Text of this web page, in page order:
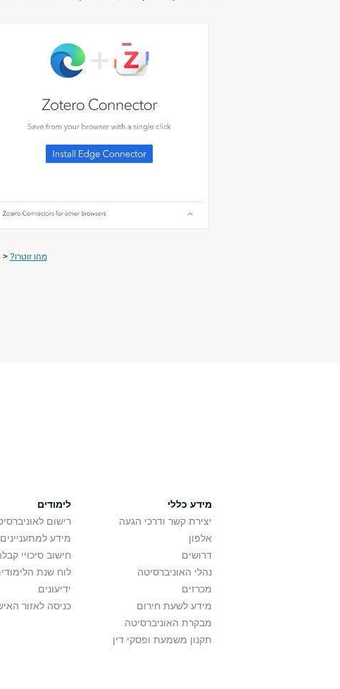
מהו זוטרו? <
מידע כללי
יצירת קשר ודרכי הגעה
אלפון
דרושים
נהלי האוניברסיטה
מכרזים
מידע לשעת חירום
מבקרת האוניברסיטה
תקנון משמעת ופסקי דין
לימודים
רישום
מידע
חישוב סיכויי
לוח שנת
ידיעונים
כניסה לאזור